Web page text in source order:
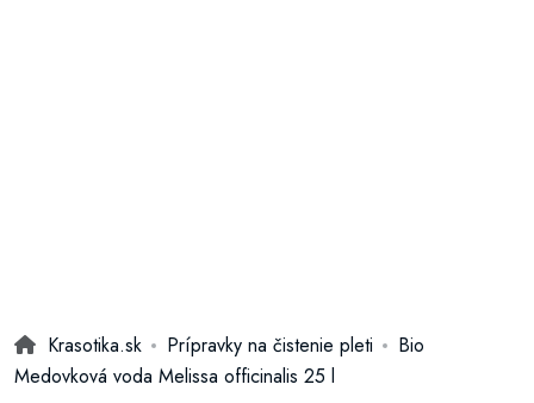
Krasotika.sk Prípravky na čistenie pleti
Bio
Medovková voda Melissa officinalis 25 l